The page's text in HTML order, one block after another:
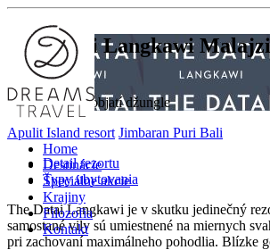
Home
Destinácie
Špeciálne akcie
Krajiny
Filozofia
Kontakt
The Datai Langkawi
Krásny únik v objatí džungle
Apulit Island resort Jimbaran Puri Bali
Detail rezortu
Typy ubytovania
The Datai Langkawi je v skutku jedinečný
samostané vily sú umiestnené na miernych
pri zachovaní maximálneho pohodlia. Blízke